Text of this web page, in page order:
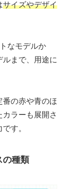
サイズやデザイ
なモデルか
まで、用途に
番の赤や青のほ
ラーも展開さ
す。
の種類